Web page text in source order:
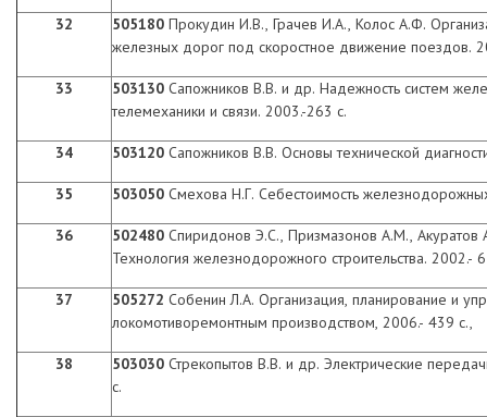
32 505180 Прокудин И.В., Грачев И.А., Колос А.Ф.
железных дорог под скоростное движение поездов.
33 503130 Сапожников В.В. и др. Надежность систем
телемеханики и связи. 2003.-263 с.
34 503120 Сапожников В.В. Основы технической
35 503050 Смехова Н.Г. Себестоимость
36 502480 Спиридонов Э.С., Призмазонов А.М., Акуратов
Технология железнодорожного строительства. 2002.-
37 505272 Собенин Л.А. Организация, планирование и
локомотиворемонтным производством, 2006.- 439 с.,
38 503030 Стрекопытов В.В. и др. Электрические
с.